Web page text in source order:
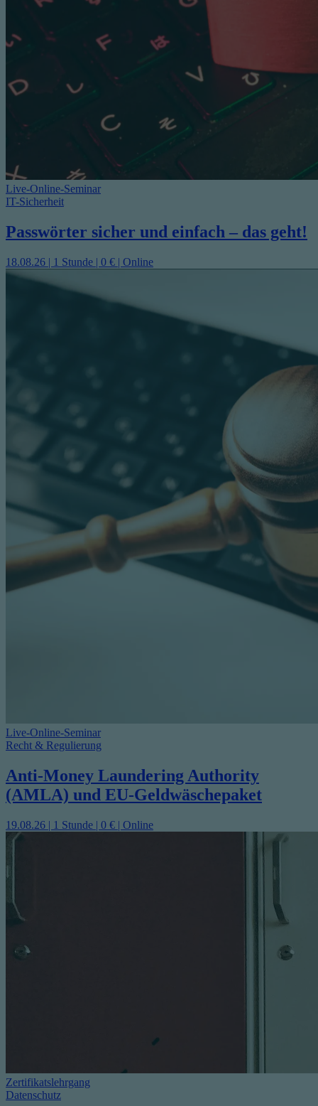
Live-Online-Seminar
IT-Sicherheit
Passwörter sicher und einfach – das geht!
18.08.26 | 1 Stunde | 0 € | Online
Live-Online-Seminar
Recht & Regulierung
Anti-Money Laundering Authority
(AMLA) und EU-Geldwäschepaket
19.08.26 | 1 Stunde | 0 € | Online
Zertifikatslehrgang
Datenschutz